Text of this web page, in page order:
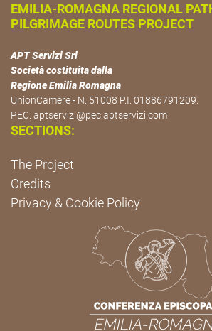
EMILIA-ROMAGNA REGIONAL
PILGRIMAGE ROUTES PROJECT
APT Servizi Srl
Società costituita dalla
Regione Emilia Romagna
UnionCamere - N. 51008 P.I. 01886791209.
PEC: aptservizi@pec.aptservizi.com
SECTIONS:
The Project
Credits
Privacy & Cookie Policy